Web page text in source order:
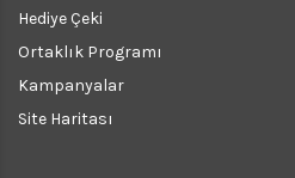
Hediye Çeki
Ortaklık Programı
Kampanyalar
Site Haritası